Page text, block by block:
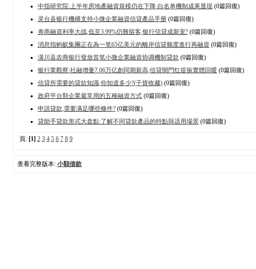
中指研究院:上半年房地產融資規模仍在下降 白名单機制成果显现(0篇回復)
灵台县银行機構支持小微企業融資信貸產品手册(0篇回復)
券商融資利率大战,低至3.99%仍難留客,银行信貸成新宠?(0篇回復)
消息指蚂蚁集團正在為一笔65亿美元的離岸信貸额度進行再融資(0篇回復)
潢川县农商银行發放首笔小微企業融資协调機制貸款 (0篇回復)
银行業觀察:社融增量7.06万亿創同期新高;信貸開門红提振實體回暖 (0篇回復)
信貸所需要的貸款知識,你知道多少?(干貨收藏)(0篇回復)
政府平台類企業最常用的五種融資方式(0篇回復)
申請貸款,需要满足哪些條件?(0篇回復)
貸助手貸款形式大盘點:了解不同貸款產品的特點與适用場景(0篇回復)
頁: [1] 2 3 4 5 6 7 8 9
查看完整版本: 小額借款